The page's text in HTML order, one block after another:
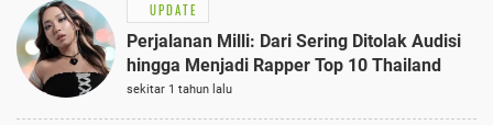
UPDATE
Perjalanan Milli: Dari Sering Ditolak Audisi
hingga Menjadi Rapper Top 10 Thailand
sekitar 1 tahun lalu